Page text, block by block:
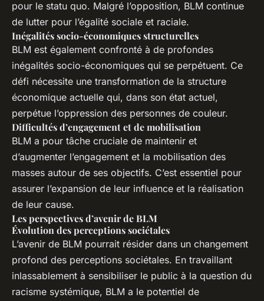
pour le statu quo. Malgré l’opposition, BLM continue
de lutter pour l’égalité sociale et raciale.
Inégalités socio-économiques structurelles
BLM est également confronté à de profondes
inégalités socio-économiques qui se perpétuent. Ce
défi nécessite une transformation de la structure
économique actuelle qui, dans son état actuel,
perpétue l’oppression des personnes de couleur.
Difficultés d’engagement et de mobilisation
BLM a pour tâche cruciale de maintenir et
d’augmenter l’engagement et la mobilisation des
masses autour de ses objectifs. C’est essentiel pour
assurer l’expansion de leur influence et la réalisation
de leur cause.
Les perspectives d’avenir de BLM
Évolution des perceptions sociétales
L’avenir de BLM pourrait résider dans un changement
profond des perceptions sociétales. En travaillant
inlassablement à sensibiliser le public à la question du
racisme systémique, BLM a le potentiel de